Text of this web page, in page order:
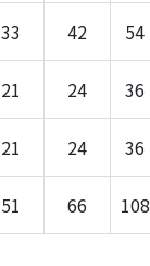
33 42 54
21 24 36
21 24 36
51 66 108